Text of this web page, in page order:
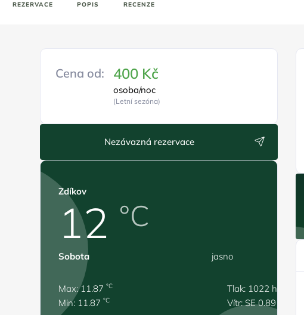
REZERVACE POPIS RECENZE
Cena od: 400 Kč
osoba/noc
(Letní sezóna)
Nezávazná rezervace
Zdíkov
12 °C
Sobota jasno
Max: 11.87°C
Min: 11.87°C
Tlak: 1022 hPa
Vítr: SE 0.89 m/s